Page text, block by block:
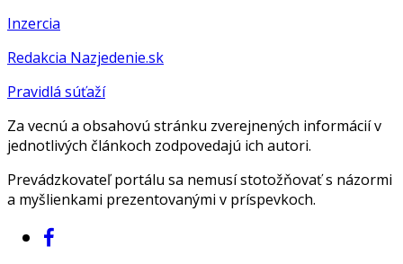
Inzercia
Redakcia Nazjedenie.sk
Pravidlá súťaží
Za vecnú a obsahovú stránku zverejnených informácií v
jednotlivých článkoch zodpovedajú ich autori.
Prevádzkovateľ portálu sa nemusí stotožňovať s názormi
a myšlienkami prezentovanými v príspevkoch.